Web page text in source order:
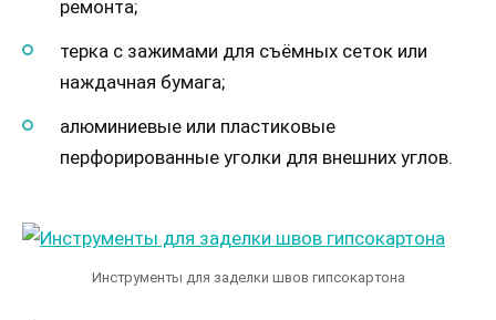
ремонта;
терка с зажимами для съёмных сеток или
наждачная бумага;
алюминиевые или пластиковые
перфорированные уголки для внешних углов.
Инструменты для заделки швов гипсокартона